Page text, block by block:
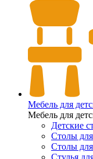
Мебель для
Мебель для
Детские
Столы для
Столы
Стулья